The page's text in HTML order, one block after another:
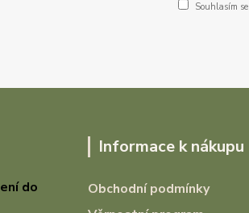
Souhlasím se
do
Informace k nákupu
Obchodní podmínky